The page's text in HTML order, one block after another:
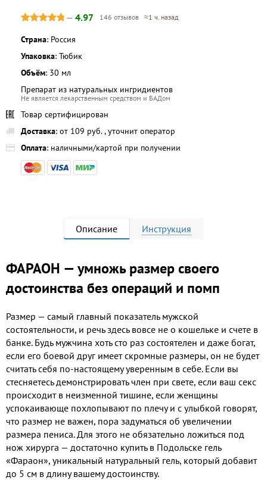
— 4.97 146 отзывов ≈1 ч. назад
Страна: Россия
Упаковка: Тюбик
Объём: 30 мл
Препарат из натуральных ингридиентов
Не является лекарственным средством и БАДом
Товар сертифицирован
Доставка: от 109 руб. , уточнит оператор
Оплата: наличными/картой при получении
Описание Инструкция
ФАРАОН — умножь размер своего
достоинства без операций и помп
Размер — самый главный показатель мужской
состоятельности, и речь здесь вовсе не о кошельке и счете в
банке. Будь мужчина хоть сто раз состоятелен и даже богат,
если его боевой друг имеет скромные размеры, он не будет
считать себя по-настоящему уверенным в себе. Если вы
стесняетесь демонстрировать член при свете, если ваш секс
происходит в неизменной тишине, если женщины
успокаивающе похлопывают по плечу и с улыбкой говорят,
что размер не важен, пора задуматься об увеличении
размера пениса. Для этого не обязательно ложиться под
нож хирурга — достаточно купить в Подольске гель
«Фараон», уникальный натуральный гель, который добавит
до 5 см в длину вашему достоинству.